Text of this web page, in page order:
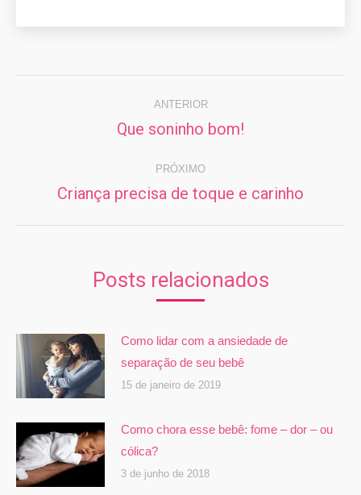
Navegação ANTERIOR
Post
Que soninho bom!
PRÓXIMO
Próximo
Criança precisa de toque e carinho
Posts relacionados
Como lidar com a ansiedade de
separação de seu bebê
15 de janeiro de 2019
Como chora esse bebê: fome – dor – ou
cólica?
3 de junho de 2018